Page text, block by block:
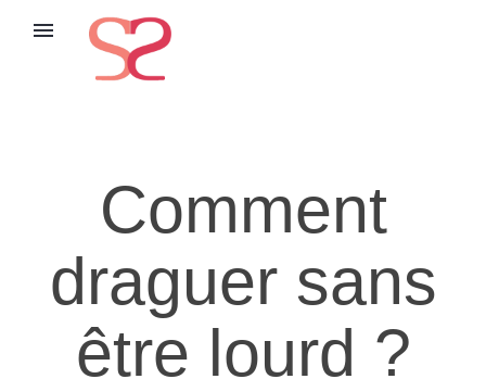
menu
Comment
draguer sans
être lourd ?